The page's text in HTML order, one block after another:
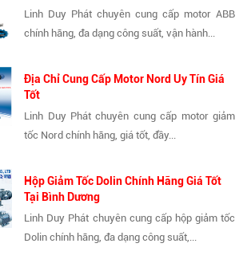
Linh Duy Phát chuyên cung cấp motor ABB
chính hãng, đa dạng công suất, vận hành...
Địa Chỉ Cung Cấp Motor Nord Uy Tín Giá
Tốt
Linh Duy Phát chuyên cung cấp motor giảm
tốc Nord chính hãng, giá tốt, đầy...
Hộp Giảm Tốc Dolin Chính Hãng Giá Tốt
Tại Bình Dương
Linh Duy Phát chuyên cung cấp hộp giảm tốc
Dolin chính hãng, đa dạng công suất,...